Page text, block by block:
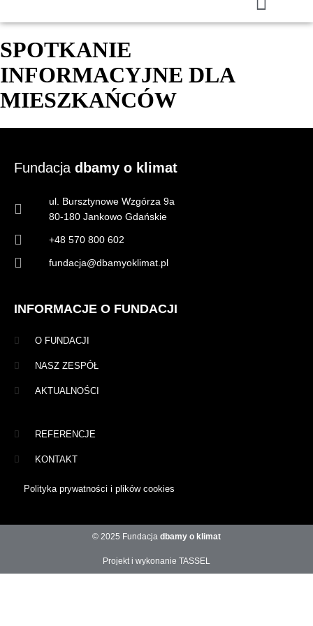
SPOTKANIE
INFORMACYJNE DLA
MIESZKAŃCÓW
Fundacja dbamy o klimat
ul. Bursztynowe Wzgórza 9a
80-180 Jankowo Gdańskie
+48 570 800 602
fundacja@dbamyoklimat.pl
INFORMACJE O FUNDACJI
O FUNDACJI
NASZ ZESPÓŁ
AKTUALNOŚCI
REFERENCJE
KONTAKT
Polityka prywatności i plików cookies
© 2025 Fundacja dbamy o klimat
Projekt i wykonanie TASSEL